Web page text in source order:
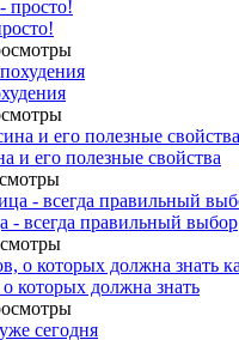
и его полезные свойства
- всегда правильный выбор
которых должна знать